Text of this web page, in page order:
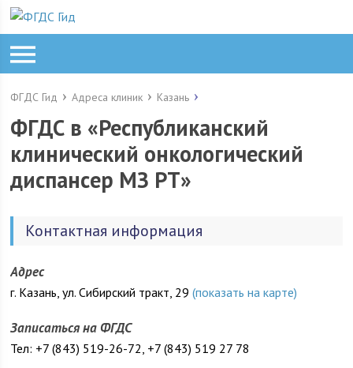
ФГДС Гид Адреса клиник Казань
ФГДС в «Республиканский
клинический онкологический
диспансер МЗ РТ»
Контактная информация
Адрес
г. Казань, ул. Сибирский тракт, 29(показать на карте)
Записаться на ФГДС
Тел: +7 (843) 519-26-72, +7 (843) 519 27 78